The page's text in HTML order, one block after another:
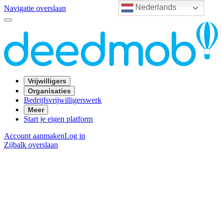
Nederlands
Navigatie overslaan
Vrijwilligers
Organisaties
Bedrijfsvrijwilligerswerk
Meer
Start je eigen platform
Account aanmakenLog in
Zijbalk overslaan